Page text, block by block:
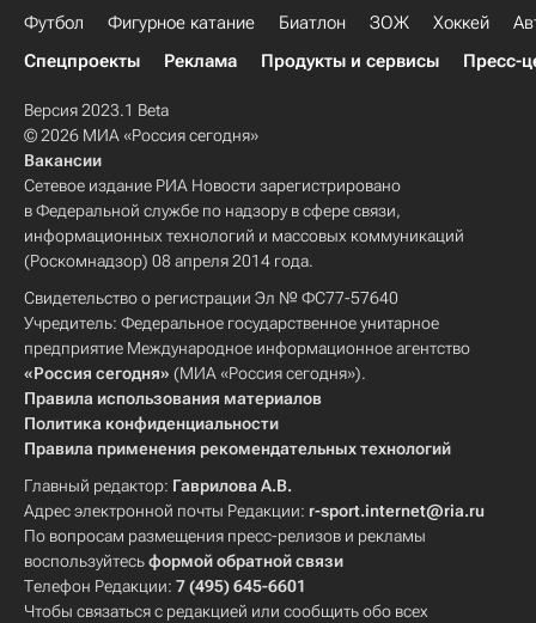
Футбол Фигурное катание Биатлон ЗОЖ Хоккей
Спецпроекты
Реклама Продукты и сервисы Пресс-
Версия 2023.1 Beta
© 2026 МИА «Россия сегодня»
Вакансии
Сетевое издание РИА Новости зарегистрировано
в Федеральной службе по надзору в сфере связи,
информационных технологий и массовых коммуникаций
(Роскомнадзор) 08 апреля 2014 года.
Свидетельство о регистрации Эл № ФС77-57640
Учредитель: Федеральное государственное унитарное
предприятие Международное информационное агентство
«Россия сегодня» (МИА «Россия сегодня»).
Правила использования материалов
Политика конфиденциальности
Правила применения рекомендательных технологий
Главный редактор: Гаврилова А.В.
Адрес электронной почты Редакции: r-sport.internet@ria.ru
По вопросам размещения пресс-релизов и рекламы
воспользуйтесьформой обратной связи
Телефон Редакции: 7 (495) 645-6601
Чтобы связаться с редакцией или сообщить обо всех